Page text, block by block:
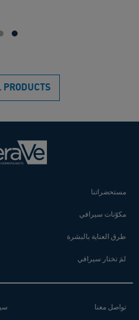
مستحضراتنا
مكوّنات سيرافي
طرق العناية بالبشرة
لمَ تختار سيرافي
تواصل معنا